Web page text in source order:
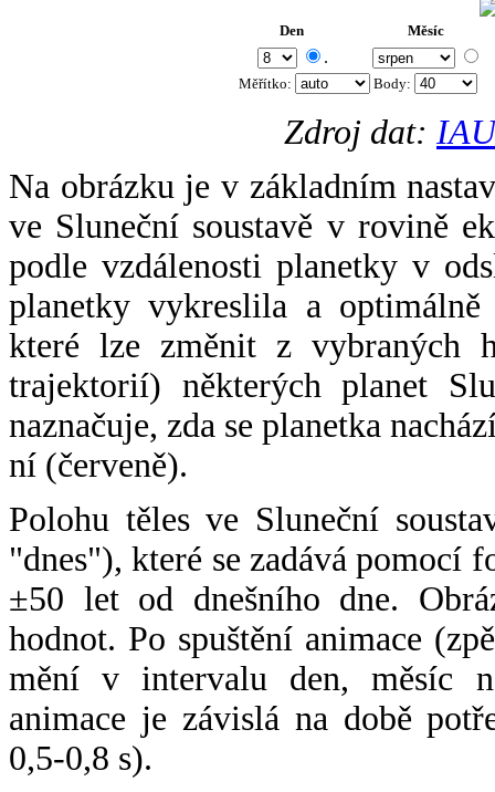
Den Měsíc
.
Měřítko: Body:
Zdroj dat:
Na obrázku je v základním
ve Sluneční soustavě v rovině
podle vzdálenosti planetky v
planetky vykreslila a
které lze změnit z vybraných
trajektorií) některých planet
naznačuje, zda se planetka
ní (červeně).
Polohu těles ve Sluneční
"dnes"), které se zadává pomocí
±50 let od dnešního dne.
hodnot. Po spuštění animace
mění v intervalu den, měsíc
animace je závislá na době
0,5-0,8 s).